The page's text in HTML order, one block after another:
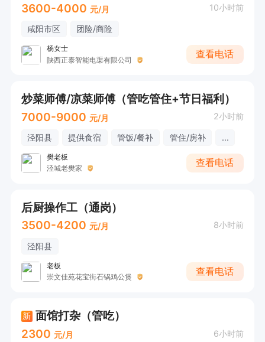
3600-4000 元/月 10小时前
咸阳市区 团险/商险
杨女士
陕西正泰智能电渠有限公司
查看电话
炒菜师傅/凉菜师傅（管吃管住+节日福利）
7000-9000 元/月 2小时前
泾阳县 提供食宿 管饭/餐补 管住/房补 ...
樊老板
泾城老樊家
查看电话
后厨操作工（通岗）
3500-4200 元/月 8小时前
泾阳县
老板
崇文佳苑花宝街石锅鸡公煲
查看电话
新 面馆打杂（管吃）
2300 元/月 6小时前